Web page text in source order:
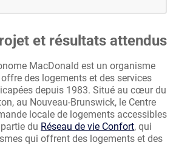
et résultats attendus
MacDonald est un organisme
des logements et des services
depuis 1983. Situé au cœur du
au Nouveau-Brunswick, le Centre
locale de logements accessibles
du Réseau de vie Confort, qui
qui offrent des logements et des